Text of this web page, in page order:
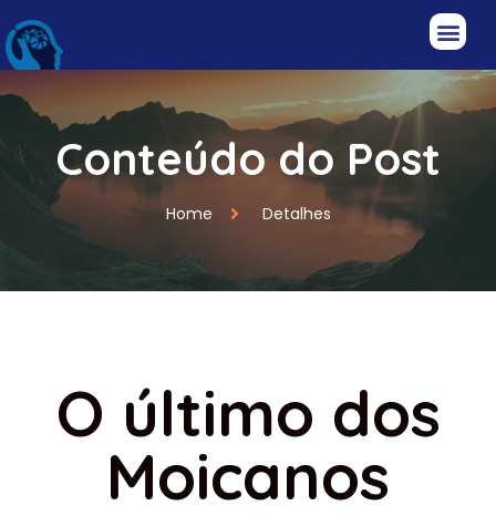
Conteúdo do Post
Home Detalhes
O último dos
Moicanos